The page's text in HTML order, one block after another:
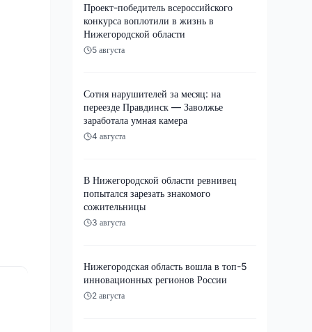
Проект-победитель всероссийского
конкурса воплотили в жизнь в
Нижегородской области
5 августа
Сотня нарушителей за месяц: на
переезде Правдинск — Заволжье
заработала умная камера
4 августа
В Нижегородской области ревнивец
попытался зарезать знакомого
сожительницы
3 августа
Нижегородская область вошла в топ-5
инновационных регионов России
2 августа